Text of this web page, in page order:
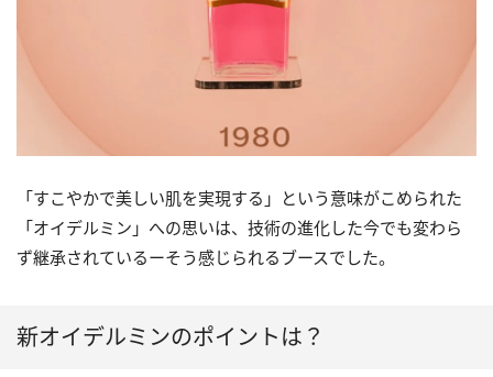
「すこやかで美しい肌を実現する」という意味がこめられた
「オイデルミン」への思いは、技術の進化した今でも変わら
ず継承されているーそう感じられるブースでした。
新オイデルミンのポイントは？